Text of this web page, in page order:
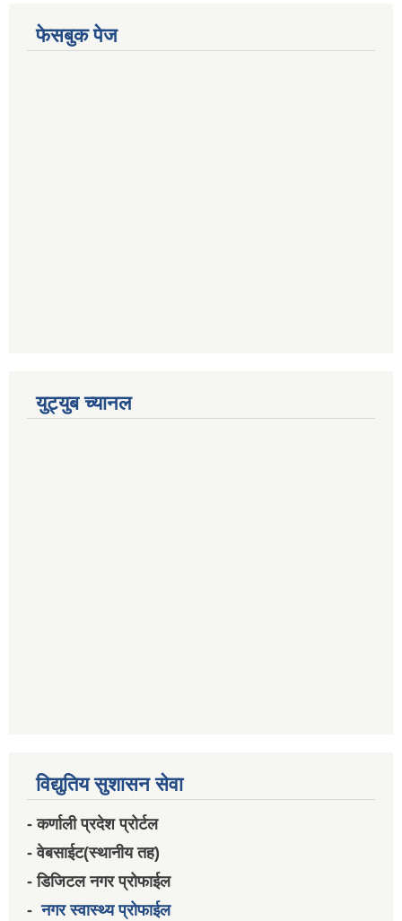
फेसबुक पेज
युट्युब च्यानल
विद्युतिय सुशासन सेवा
- कर्णाली प्रदेश प्रोर्टल
- वेबसाईट(स्थानीय तह)
- डिजिटल नगर प्रोफाईल
-नगर स्वास्थ्य प्रोफाईल